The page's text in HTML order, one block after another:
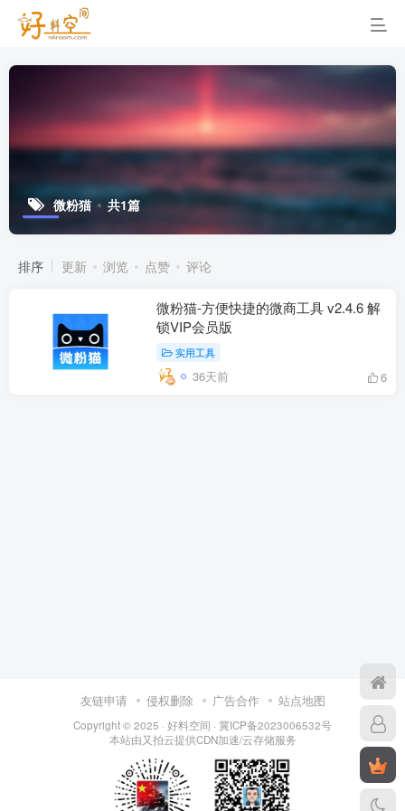
微粉猫 共1篇
排序 更新 浏览 点赞 评论
微粉猫-方便快捷的微商工具 v2.4.6 解
锁VIP会员版
实用工具
36天前 6
友链申请 侵权删除 广告合作 站点地图
Copyright © 2025 · 好料空间 · 冀ICP备2023006532号
本站由又拍云提供CDN加速/云存储服务